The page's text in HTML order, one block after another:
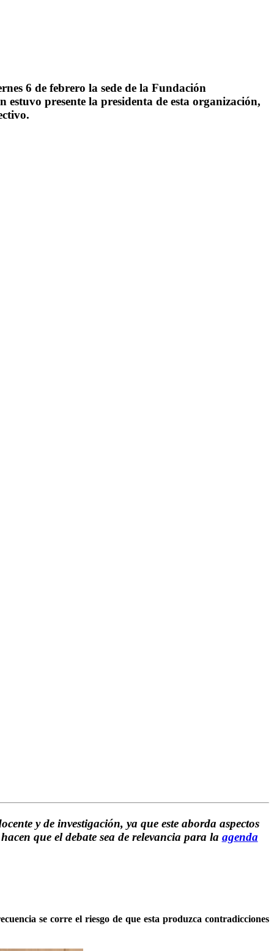
6 de febrero la sede de la Fundación
presente la presidenta de esta organización,
y de investigación, ya que este aborda aspectos
que el debate sea de relevancia para la agenda
se corre el riesgo de que esta produzca contradicciones